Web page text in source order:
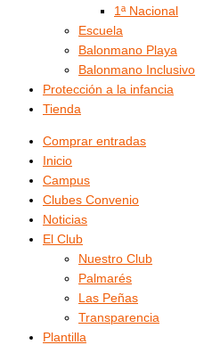
1ª Nacional
Escuela
Balonmano Playa
Balonmano Inclusivo
Protección a la infancia
Tienda
Comprar entradas
Inicio
Campus
Clubes Convenio
Noticias
El Club
Nuestro Club
Palmarés
Las Peñas
Transparencia
Plantilla